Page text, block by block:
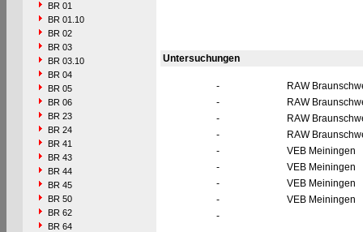
BR 01
BR 01.10
BR 02
BR 03
BR 03.10
BR 04
BR 05
BR 06
BR 23
BR 24
BR 41
BR 43
BR 44
BR 45
BR 50
BR 62
BR 64
Untersuchungen
-
RAW
-
RAW
-
RAW
-
RAW
-
VEB Meiningen
-
VEB Meiningen
-
VEB Meiningen
-
VEB Meiningen
-